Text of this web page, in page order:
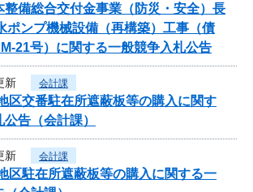
備総合交付金事業（防災・安全）長
ポンプ機械設備（再構築）工事（債
21号）に関する一般競争入札公告
新 会計課
区交番駐在所遮蔽板等の購入に関す
告（会計課）
新 会計課
区駐在所遮蔽板等の購入に関する一